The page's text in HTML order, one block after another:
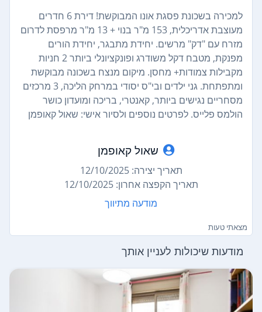
למכירה בשכונת פסגת אונו המבוקשת! דירת 6 חדרים
מעוצבת אדריכלית, 153 מ"ר בנוי + 13 מ"ר מרפסת לדרום
מזרח עם "דק" מרשים. יחידת מתבגר, יחידת הורים
מפנקת, מטבח דקל משודרג ופונקציונלי ביותר 2 חניות
מקבילות צמודות+ מחסן. מיקום מנצח בשכונה מבוקשת
ומתפתחת. גני ילדים ובי"ס יסודי במרחק הליכה, 3 מרכזים
מסחריים נגישים ביותר, קאנטרי, בריכה ומועדון כושר
הולמס פלייס. לפרטים נוספים ולסיור אישי: שאול קאופמן
שאול קאופמן
תאריך יצירה: 12/10/2025
תאריך הקפצה אחרון: 12/10/2025
מודעה מתיווך
מצאתי טעות
מודעות שיכולות לעניין אותך